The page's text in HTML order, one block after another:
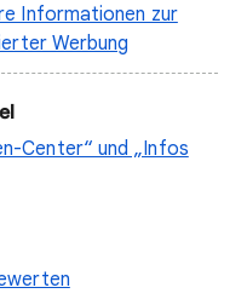
Informationen zur
Werbung
Center“ und „Infos